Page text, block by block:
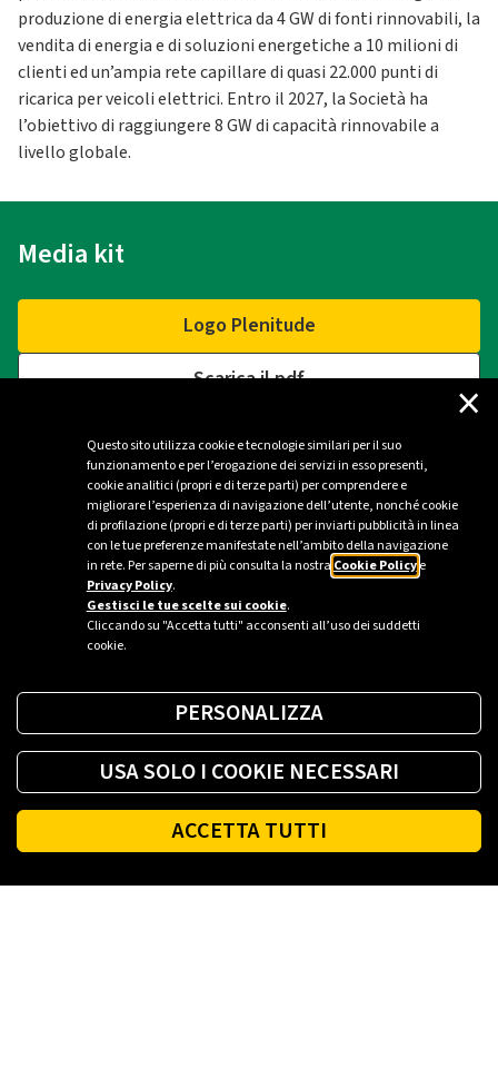
Questo sito utilizza cookie e tecnologie similari per il suo
funzionamento e per l’erogazione dei servizi in esso presenti,
cookie analitici (propri e di terze parti) per comprendere e
migliorare l’esperienza di navigazione dell’utente, nonché cookie
di profilazione (propri e di terze parti) per inviarti pubblicità in linea
con le tue preferenze manifestate nell’ambito della navigazione
in rete. Per saperne di più consulta la nostra Cookie Policye
Privacy Policy.
Gestisci le tue scelte sui cookie.
Cliccando su "Accetta tutti" acconsenti all’uso dei suddetti
cookie.
×
PERSONALIZZA
USA SOLO I COOKIE NECESSARI
ACCETTA TUTTI
produzione di energia elettrica da 4 GW di fonti rinnovabili, la
vendita di energia e di soluzioni energetiche a 10 milioni di
clienti ed un’ampia rete capillare di quasi 22.000 punti di
ricarica per veicoli elettrici. Entro il 2027, la Società ha
l’obiettivo di raggiungere 8 GW di capacità rinnovabile a
livello globale.
Media kit
Logo Plenitude
Scarica il pdf
Contatti
Ufficio stampa Plenitude - Milano
ufficio.stampa@eniplenitude.com